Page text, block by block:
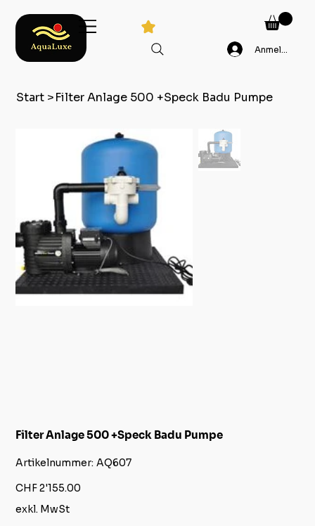
Anmelden
Start >Filter Anlage 500 +Speck Badu Pumpe
Filter Anlage 500 +Speck Badu Pumpe
Artikelnummer:
Artikelnummer:
AQ607
AQ607
Preis
CHF 2'155.00
exkl. MwSt